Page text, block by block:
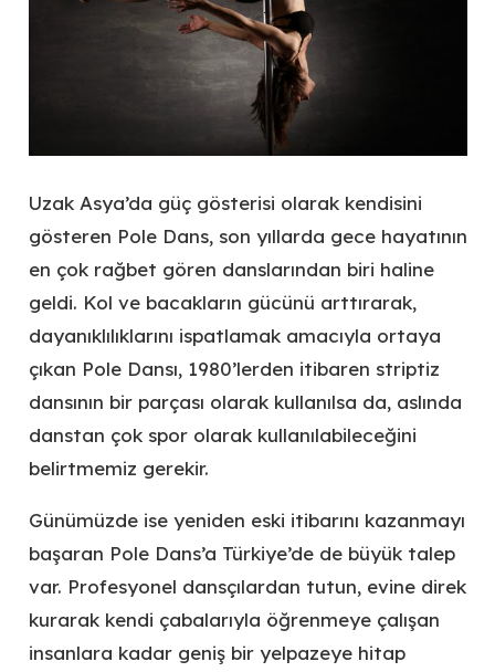
Uzak Asya’da güç gösterisi olarak kendisini
gösteren Pole Dans, son yıllarda gece hayatının
en çok rağbet gören danslarından biri haline
geldi. Kol ve bacakların gücünü arttırarak,
dayanıklılıklarını ispatlamak amacıyla ortaya
çıkan Pole Dansı, 1980’lerden itibaren striptiz
dansının bir parçası olarak kullanılsa da, aslında
danstan çok spor olarak kullanılabileceğini
belirtmemiz gerekir.
Günümüzde ise yeniden eski itibarını kazanmayı
başaran Pole Dans’a Türkiye’de de büyük talep
var. Profesyonel dansçılardan tutun, evine direk
kurarak kendi çabalarıyla öğrenmeye çalışan
insanlara kadar geniş bir yelpazeye hitap